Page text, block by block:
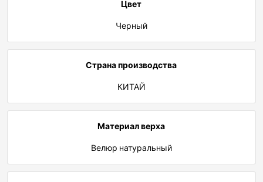
Цвет
Черный
Страна производства
КИТАЙ
Материал верха
Велюр натуральный